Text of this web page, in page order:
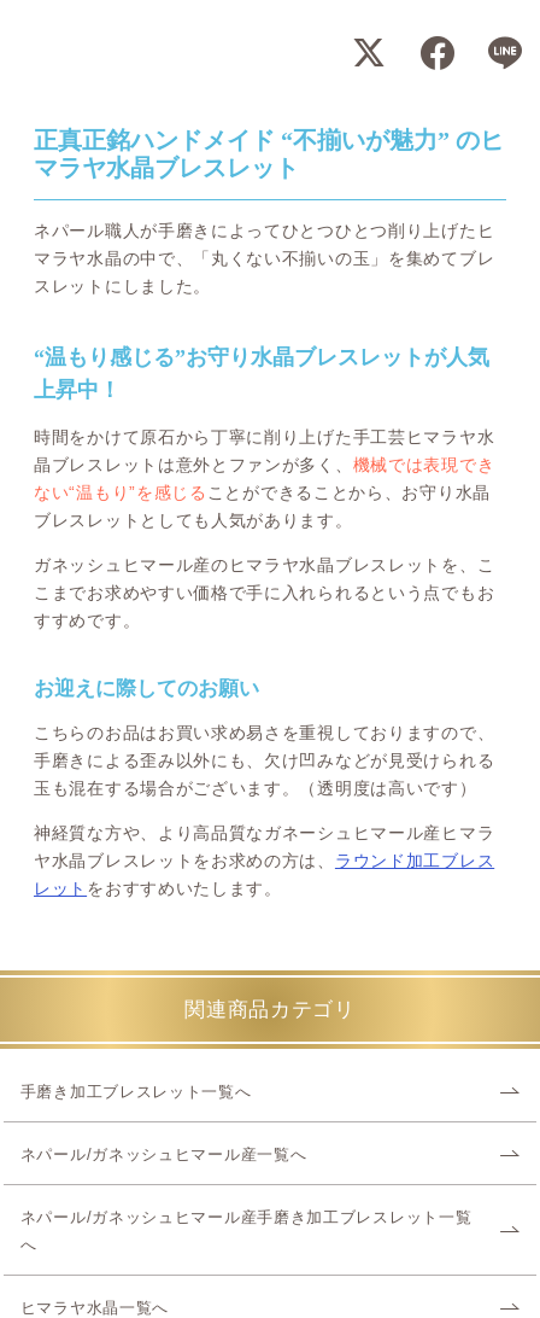
正真正銘ハンドメイド “不揃いが魅力” のヒ
マラヤ水晶ブレスレット
ネパール職人が手磨きによってひとつひとつ削り上げたヒ
マラヤ水晶の中で、「丸くない不揃いの玉」を集めてブレ
スレットにしました。
“温もり感じる”お守り水晶ブレスレットが人気
上昇中！
時間をかけて原石から丁寧に削り上げた手工芸ヒマラヤ水
晶ブレスレットは意外とファンが多く、 機械では表現でき
ない“温もり”を感じる ことができることから、お守り水晶
ブレスレットとしても人気があります。
ガネッシュヒマール産のヒマラヤ水晶ブレスレットを、こ
こまでお求めやすい価格で手に入れられるという点でもお
すすめです。
お迎えに際してのお願い
こちらのお品はお買い求め易さを重視しておりますので、
手磨きによる歪み以外にも、欠け凹みなどが見受けられる
玉も混在する場合がございます。（透明度は高いです）
神経質な方や、より高品質なガネーシュヒマール産ヒマラ
ヤ水晶ブレスレットをお求めの方は、 ラウンド加工ブレス
レット をおすすめいたします。
関連商品カテゴリ
手磨き加工ブレスレット一覧へ
ネパール/ガネッシュヒマール産一覧へ
ネパール/ガネッシュヒマール産手磨き加工ブレスレット一覧
へ
ヒマラヤ水晶一覧へ